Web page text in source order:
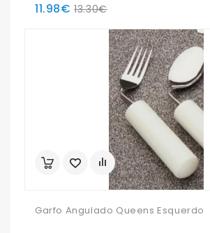
11.98€ 13.30€
Garfo Angulado Queens Esquerdo